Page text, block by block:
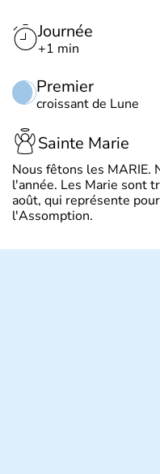
Journée
+1 min
Premier
croissant de Lune
Sainte Marie
Nous fêtons les MARIE.
l'année. Les Marie sont
août, qui représente
l'Assomption.